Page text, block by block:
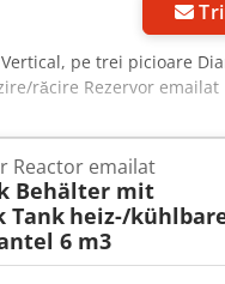
pe trei picioare
răcire Rezervor emailat
Reactor emailat
Behälter mit
Tank heiz-/
6 m3